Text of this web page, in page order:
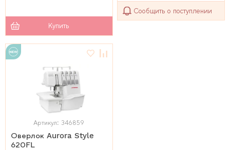
Купить
Сообщить о поступлении
Артикул: 346859
Оверлок Aurora Style
620FL